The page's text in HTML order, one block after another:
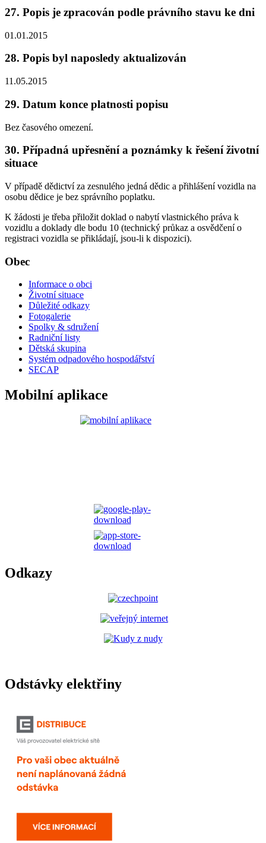
27. Popis je zpracován podle právního stavu ke dni
01.01.2015
28. Popis byl naposledy aktualizován
11.05.2015
29. Datum konce platnosti popisu
Bez časového omezení.
30. Případná upřesnění a poznámky k řešení životní
situace
V případě dědictví za zesnulého jedná dědic a přihlášení vozidla na
osobu dědice je bez správního poplatku.
K žádosti je třeba přiložit doklad o nabytí vlastnického práva k
vozidlu a doklady dle bodu 10 (technický průkaz a osvědčení o
registraci vozidla se přikládají, jsou-li k dispozici).
Obec
Informace o obci
Životní situace
Důležité odkazy
Fotogalerie
Spolky & sdružení
Radniční listy
Dětská skupina
Systém odpadového hospodářství
SECAP
Mobilní aplikace
Odkazy
Odstávky elektřiny